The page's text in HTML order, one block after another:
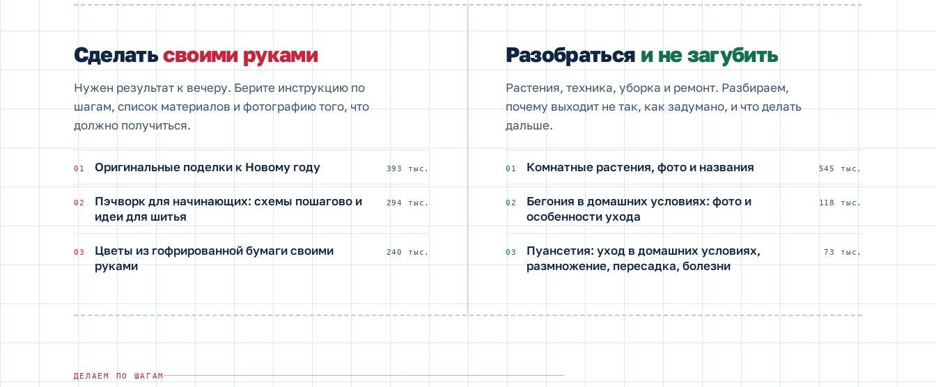
Сделатьсвоими руками
Нужен результат к вечеру. Берите инструкцию по
шагам, список материалов и фотографию того, что
должно получиться.
01 Оригинальные поделки к Новому году 393 тыс.
02
Пэчворк для начинающих: схемы пошагово и
идеи для шитья
294 тыс.
03
Цветы из гофрированной бумаги своими
руками
240 тыс.
Разобраться и не загубить
Растения, техника, уборка и ремонт. Разбираем,
почему выходит не так, как задумано, и что делать
дальше.
01 Комнатные растения, фото и названия 545 тыс.
02
Бегония в домашних условиях: фото и
особенности ухода
118 тыс.
03
Пуансетия: уход в домашних условиях,
размножение, пересадка, болезни
73 тыс.
ДЕЛАЕМ ПО ШАГАМ